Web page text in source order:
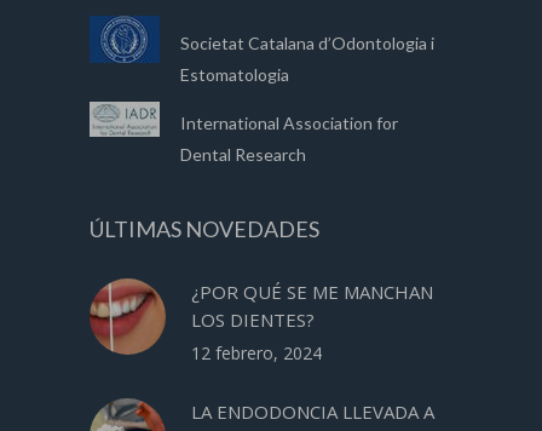
Societat Catalana d’Odontologia i
Estomatologia
International Association for
Dental Research
ÚLTIMAS NOVEDADES
¿POR QUÉ SE ME MANCHAN
LOS DIENTES?
12 febrero, 2024
LA ENDODONCIA LLEVADA A